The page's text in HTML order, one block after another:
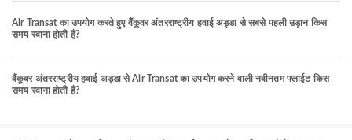
Air Transat का उपयोग करते हुए वैंकूवर अंतरराष्ट्रीय हवाई अड्डा से सबसे पहली उड़ान किस
समय रवाना होती है?
वैंकूवर अंतरराष्ट्रीय हवाई अड्डा से Air Transat का उपयोग करने वाली नवीनतम फ्लाईट किस
समय रवाना होती है?